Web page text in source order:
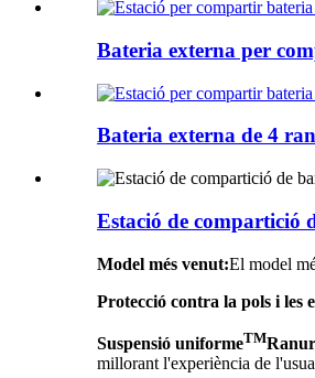
Bateria externa per
Bateria externa de 4
Estació de compartició
Model més venut:El model
Protecció contra la pols i les
Suspensió uniformeTM
millorant l'experiència de